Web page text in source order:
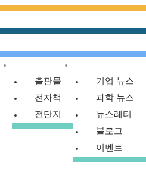
기업 뉴스
과학 뉴스
뉴스레터
블로그
이벤트
출판물
전자책
전단지